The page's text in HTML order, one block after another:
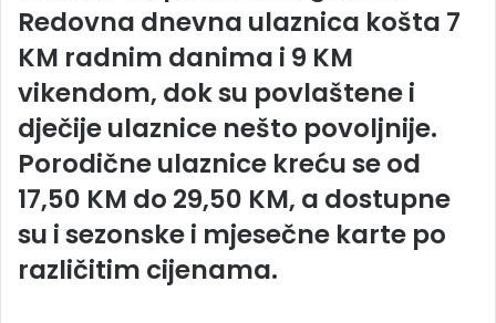
Redovna dnevna ulaznica košta 7
KM radnim danima i 9 KM
vikendom, dok su povlaštene i
dječije ulaznice nešto povoljnije.
Porodične ulaznice kreću se od
17,50 KM do 29,50 KM, a dostupne
su i sezonske i mjesečne karte po
različitim cijenama.